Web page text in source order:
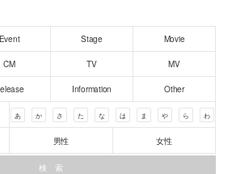
Event Stage Movie
CM TV MV
Information Other
あ か さ た な は ま や ら わ
男性 女性